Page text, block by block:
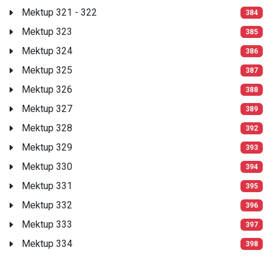
Mektup 321 - 322 384
Mektup 323 385
Mektup 324 386
Mektup 325 387
Mektup 326 388
Mektup 327 389
Mektup 328 392
Mektup 329 393
Mektup 330 394
Mektup 331 395
Mektup 332 396
Mektup 333 397
Mektup 334 398